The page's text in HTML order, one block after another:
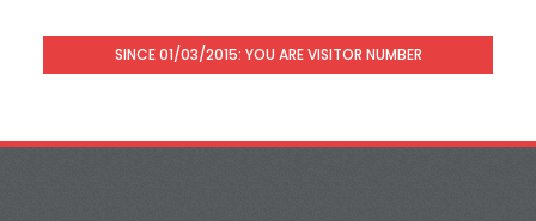
SINCE 01/03/2015: YOU ARE VISITOR NUMBER